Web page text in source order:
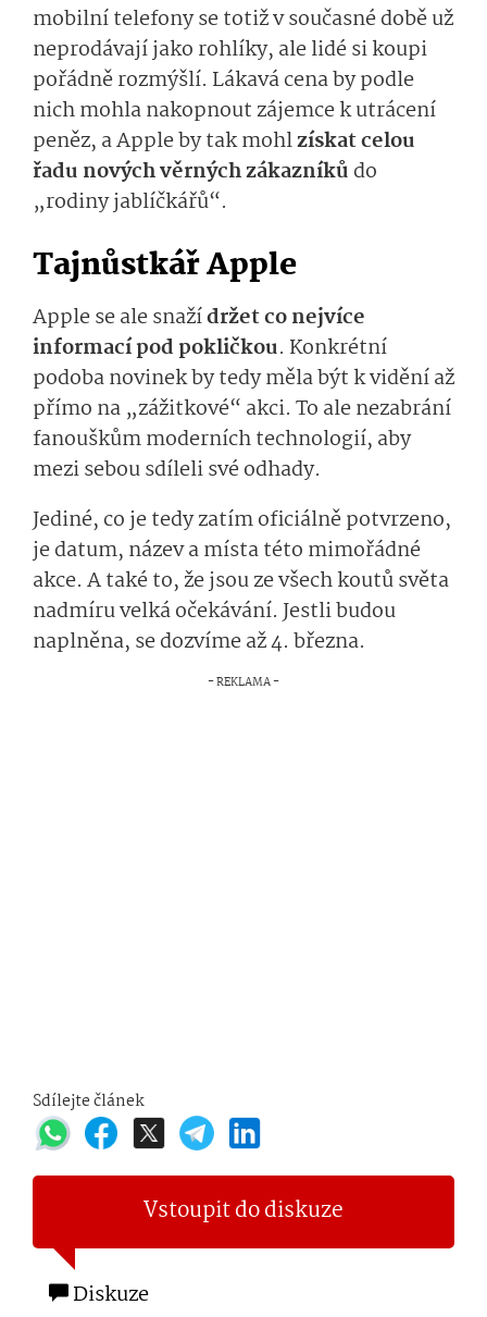
mobilní telefony se totiž v současné době už
neprodávají jako rohlíky, ale lidé si koupi
pořádně rozmýšlí. Lákavá cena by podle
nich mohla nakopnout zájemce k utrácení
peněz, a Apple by tak mohlzískat celou
řadu nových věrných zákazníků do
„rodiny jablíčkářů“.
Tajnůstkář Apple
Apple se ale snažídržet co nejvíce
informací pod pokličkou. Konkrétní
podoba novinek by tedy měla být k vidění až
přímo na „zážitkové“ akci. To ale nezabrání
fanouškům moderních technologií, aby
mezi sebou sdíleli své odhady.
Jediné, co je tedy zatím oficiálně potvrzeno,
je datum, název a místa této mimořádné
akce. A také to, že jsou ze všech koutů světa
nadmíru velká očekávání. Jestli budou
naplněna, se dozvíme až 4. března.
Sdílejte článek
Vstoupit do diskuze
Diskuze